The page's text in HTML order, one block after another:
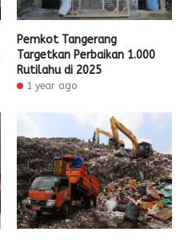
Pemkot Tangerang
Targetkan Perbaikan 1.000
Rutilahu di 2025
1 year ago